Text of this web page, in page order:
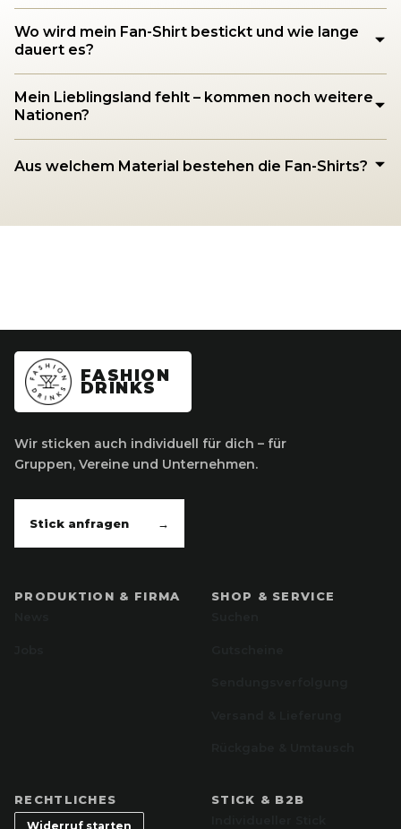
Wo wird mein Fan-Shirt bestickt und wie lange
dauert es?
Mein Lieblingsland fehlt – kommen noch weitere
Nationen?
Aus welchem Material bestehen die Fan-Shirts?
FASHION
DRINKS
Wir sticken auch individuell für dich – für
Gruppen, Vereine und Unternehmen.
Stick anfragen →
PRODUKTION & FIRMA
SHOP & SERVICE
RECHTLICHES
Widerruf starten
STICK & B2B